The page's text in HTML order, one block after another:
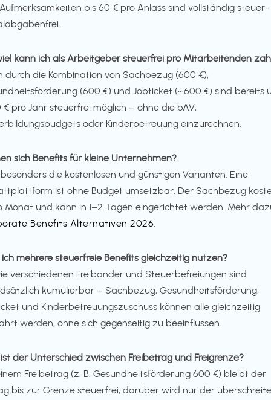
bis 60 € pro Anlass sind vollständig
kann ich als Arbeitgeber steuerfrei pro Mitarbeitenden
durch die Kombination von Sachbezug (600 €),
(600 €) und Jobticket (~600 €) sind bereits
€ pro Jahr steuerfrei möglich – ohne die bAV,
oder Kinderbetreuung einzurechnen.
sich Benefits für kleine Unternehmen?
die kostenlosen und günstigen Varianten. Eine
ist ohne Budget umsetzbar. Der Sachbezug
Monat und kann in 1–2 Tagen eingerichtet werden. Mehr
Benefits Alternativen 2026.
mehrere steuerfreie Benefits gleichzeitig nutzen?
verschiedenen Freibänder und Steuerbefreiungen sind
kumulierbar – Sachbezug, Gesundheitsförderung,
und Kinderbetreuungszuschuss können alle gleichzeitig
werden, ohne sich gegenseitig zu beeinflussen.
der Unterschied zwischen Freibetrag und Freigrenze?
Freibetrag (z. B. Gesundheitsförderung 600 €) bleibt der
bis zur Grenze steuerfrei, darüber wird nur der